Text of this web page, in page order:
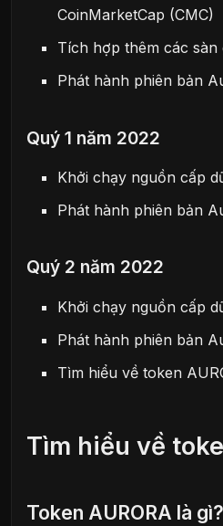
CoinMarketCap (CMC)
Tích hợp thêm các sàn
Phát hành phiên bản
Quý 1 năm 2022
Khởi chạy nguồn cấp
Phát hành phiên bản
Quý 2 năm 2022
Khởi chạy nguồn cấp
Phát hành phiên bản
Tìm hiểu về token
Tìm hiểu về
Token AURORA là gì?